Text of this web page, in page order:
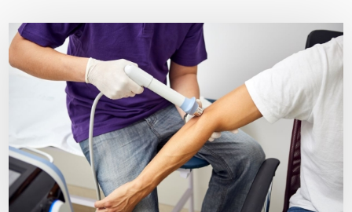
Image